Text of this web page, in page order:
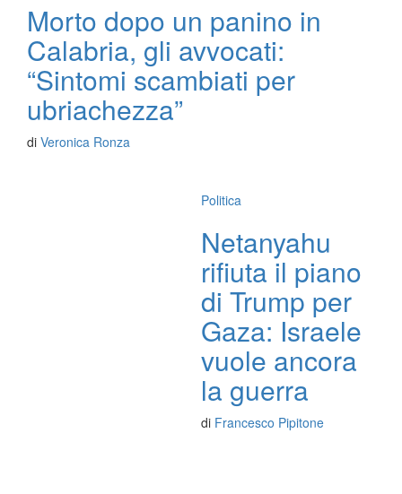
Morto dopo un panino in
Calabria, gli avvocati:
“Sintomi scambiati per
ubriachezza”
di Veronica Ronza
Politica
Netanyahu
rifiuta il piano
di Trump per
Gaza: Israele
vuole ancora
la guerra
di Francesco Pipitone